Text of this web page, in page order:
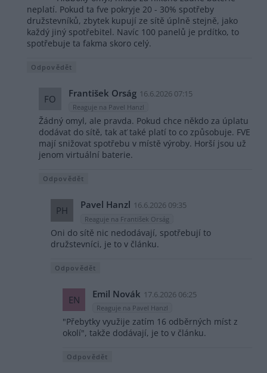
neplatí. Pokud ta fve pokryje 20 - 30% spotřeby
družstevníků, zbytek kupují ze sítě úplně stejně, jako
každý jiný spotřebitel. Navíc 100 panelů je prdítko, to
spotřebuje ta fakma skoro celý.
Odpovědět
FO František Orság 16.6.2026 07:15
Reaguje na Pavel Hanzl
Žádný omyl, ale pravda. Pokud chce někdo za úplatu
dodávat do sítě, tak ať také platí to co způsobuje. FVE
mají snižovat spotřebu v místě výroby. Horší jsou už
jenom virtuální baterie.
Odpovědět
PH Pavel Hanzl 16.6.2026 09:35
Reaguje na František Orság
Oni do sítě nic nedodávají, spotřebují to
družstevníci, je to v článku.
Odpovědět
EN Emil Novák 17.6.2026 06:25
Reaguje na Pavel Hanzl
"Přebytky využije zatím 16 odběrných míst z
okolí", takže dodávají, je to v článku.
Odpovědět